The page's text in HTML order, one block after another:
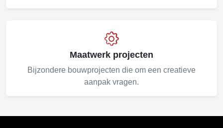
Maatwerk projecten
Bijzondere bouwprojecten die om een creatieve
aanpak vragen.